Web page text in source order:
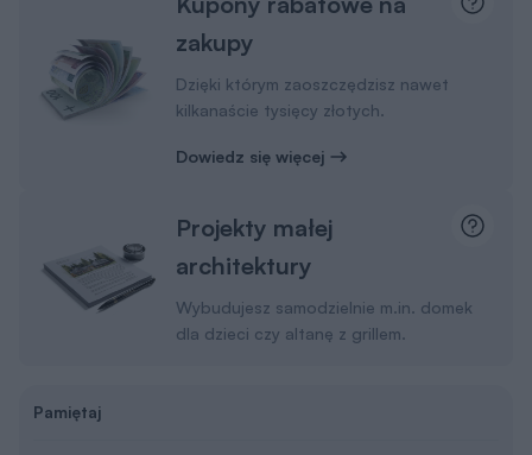
zakupy
Dzięki którym zaoszczędzisz nawet
kilkanaście tysięcy złotych.
Dowiedz się więcej
Projekty małej
architektury
Wybudujesz samodzielnie m.in. domek
dla dzieci czy altanę z grillem.
Pamiętaj